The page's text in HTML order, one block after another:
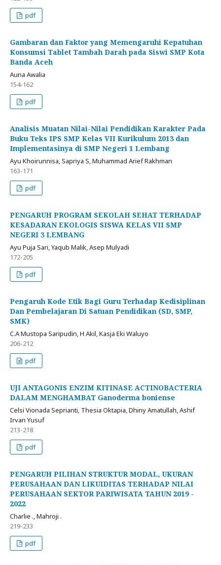
pdf
Gambaran dan Faktor yang Memengaruhi Kepatuhan
Konsumsi Tablet Tambah Darah pada Siswi SMP Kota
Banda Aceh
Auna Awalia
154-162
pdf
Analisis Muatan Nilai-Nilai Pendidikan Karakter Pada
Buku Teks IPS SMP Kelas VII Kurikulum 2013 dan
Implementasinya di SMP Negeri 1 Lembang
Ayu Khoirunnisa, Sapriya S, Muhammad Arief Rakhman
163-171
pdf
PENGARUH PROGRAM SEKOLAH SEHAT TERHADAP
KESADARAN EKOLOGIS SISWA KELAS VII SMP
NEGERI 3 LEMBANG
Ayu Puja Sari, Yaqub Malik, Asep Mulyadi
172-205
pdf
Pengaruh Kode Etik Bagi Guru Terhadap Kedisiplinan
Dan Pembelajaran Di Satuan Pendidikan (SD, SMP,
SMK)
C.A Mustopa Saripudin, H Akil, Kasja Eki Waluyo
206-212
pdf
UJI ANTAGONIS ENZIM KITINASE ACTINOBACTERIA
DALAM MENGHAMBAT Ganoderma boniense
Celsi Vionada Seprianti, Thesia Oktapia, Dhiny Amatullah, Ashif
Irvan Yusuf
213-218
pdf
PENGARUH PILIHAN STRUKTUR MODAL, UKURAN
PERUSAHAAN DAN LIKUIDITAS TERHADAP NILAI
PERUSAHAAN SEKTOR PARIWISATA TAHUN 2019 -
2022
Charlie ., Mahroji .
219-233
pdf